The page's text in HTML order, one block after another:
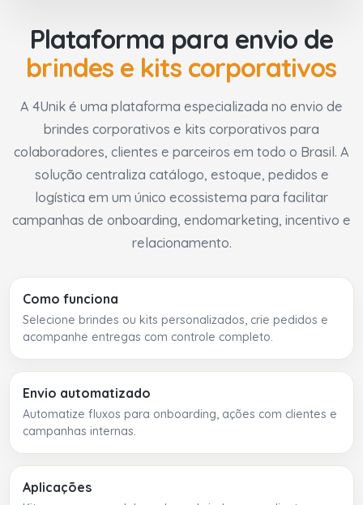
Plataforma para envio de
brindes e kits corporativos
A 4Unik é uma plataforma especializada no envio de
brindes corporativos e kits corporativos para
colaboradores, clientes e parceiros em todo o Brasil. A
solução centraliza catálogo, estoque, pedidos e
logística em um único ecossistema para facilitar
campanhas de onboarding, endomarketing, incentivo e
relacionamento.
Como funciona
Selecione brindes ou kits personalizados, crie pedidos e
acompanhe entregas com controle completo.
Envio automatizado
Automatize fluxos para onboarding, ações com clientes e
campanhas internas.
Aplicações